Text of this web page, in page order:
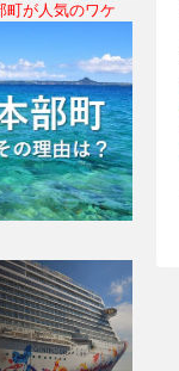
町が人気のワケ